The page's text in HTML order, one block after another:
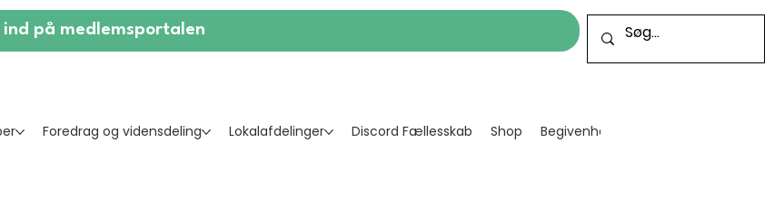
ind på medlemsportalen
Foredrag og vidensdeling Lokalafdelinger Discord Fællesskab Shop Begivenheder